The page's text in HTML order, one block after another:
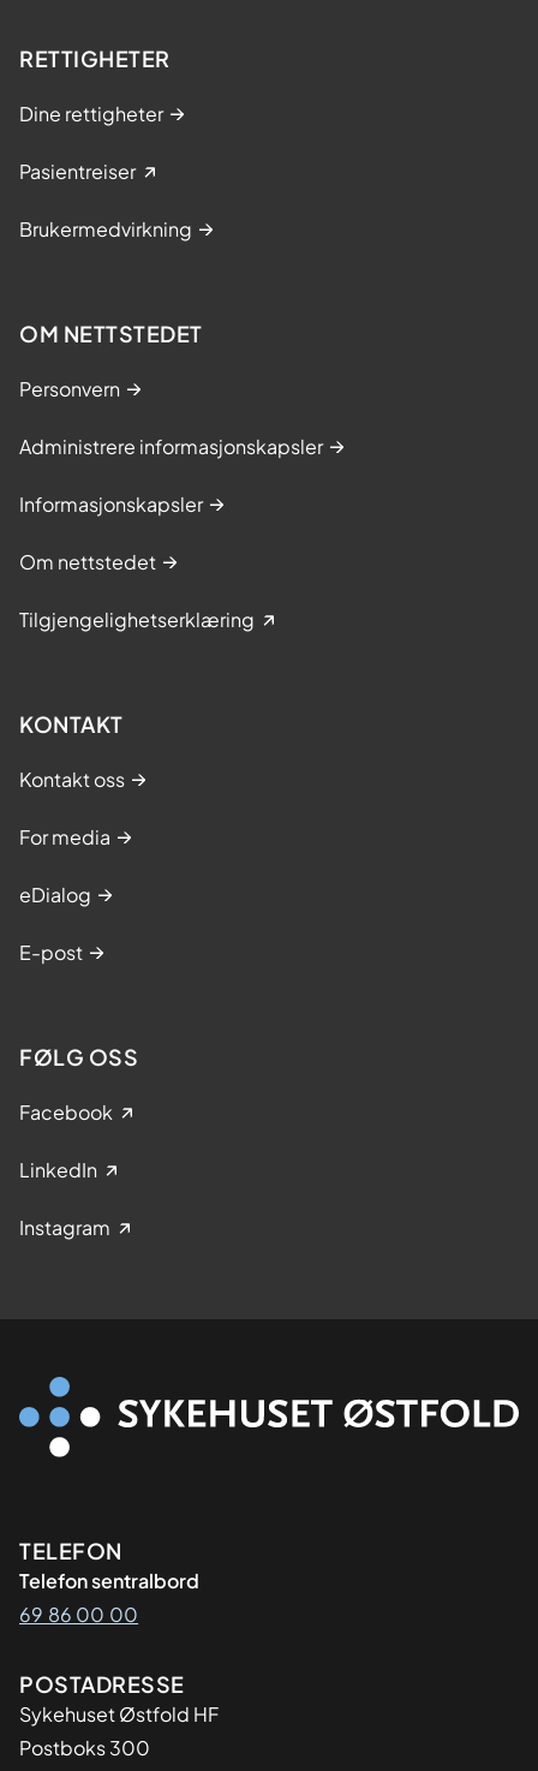
RETTIGHETER
Dine rettigheter
Pasientreiser
Brukermedvirkning
OM NETTSTEDET
Personvern
Administrere informasjonskapsler
Informasjonskapsler
Om nettstedet
Tilgjengelighetserklæring
KONTAKT
Kontakt oss
For media
eDialog
E-post
FØLG OSS
Facebook
LinkedIn
Instagram
Kontaktinformasjon
TELEFON
Telefon sentralbord
69 86 00 00
Adresse
POSTADRESSE
Sykehuset Østfold HF
Postboks 300